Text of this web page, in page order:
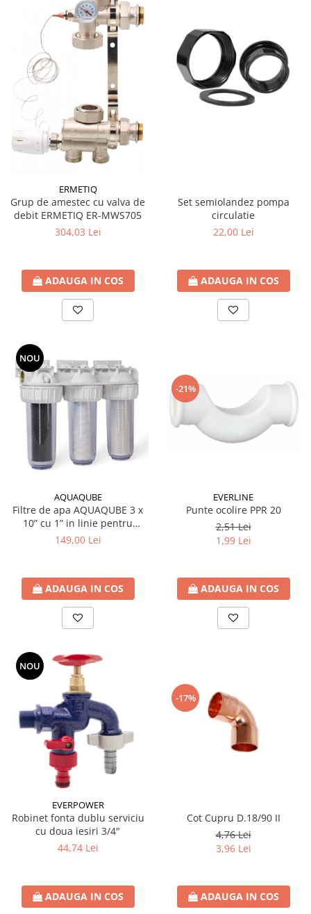
Coltar imbinare
Conector plat ingust
Papuc reazem
Console raft
Detergenti
Ustensile Gradina
ERMETIQ
Grup de amestec cu valva de
debit ERMETIQ ER-MWS705
304,03 Lei
ADAUGA IN COS
Set semiolandez pompa
circulatie
22,00 Lei
ADAUGA IN COS
NOU
AQUAQUBE
Filtre de apa AQUAQUBE 3 x
10” cu 1” in linie pentru
filtrare mecanica cu 3 cartuse
149,00 Lei
ADAUGA IN COS
-21%
EVERLINE
Punte ocolire PPR 20
2,51 Lei
1,99 Lei
ADAUGA IN COS
NOU
EVERPOWER
Robinet fonta dublu serviciu
cu doua iesiri 3/4"
44,74 Lei
ADAUGA IN COS
-17%
Cot Cupru D.18/90 II
4,76 Lei
3,96 Lei
ADAUGA IN COS